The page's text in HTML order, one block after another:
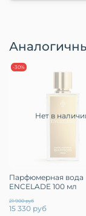
Нет в
-30%
Парфюмерная вода
ENCELADE 100 мл
21 900 руб
15 330 руб